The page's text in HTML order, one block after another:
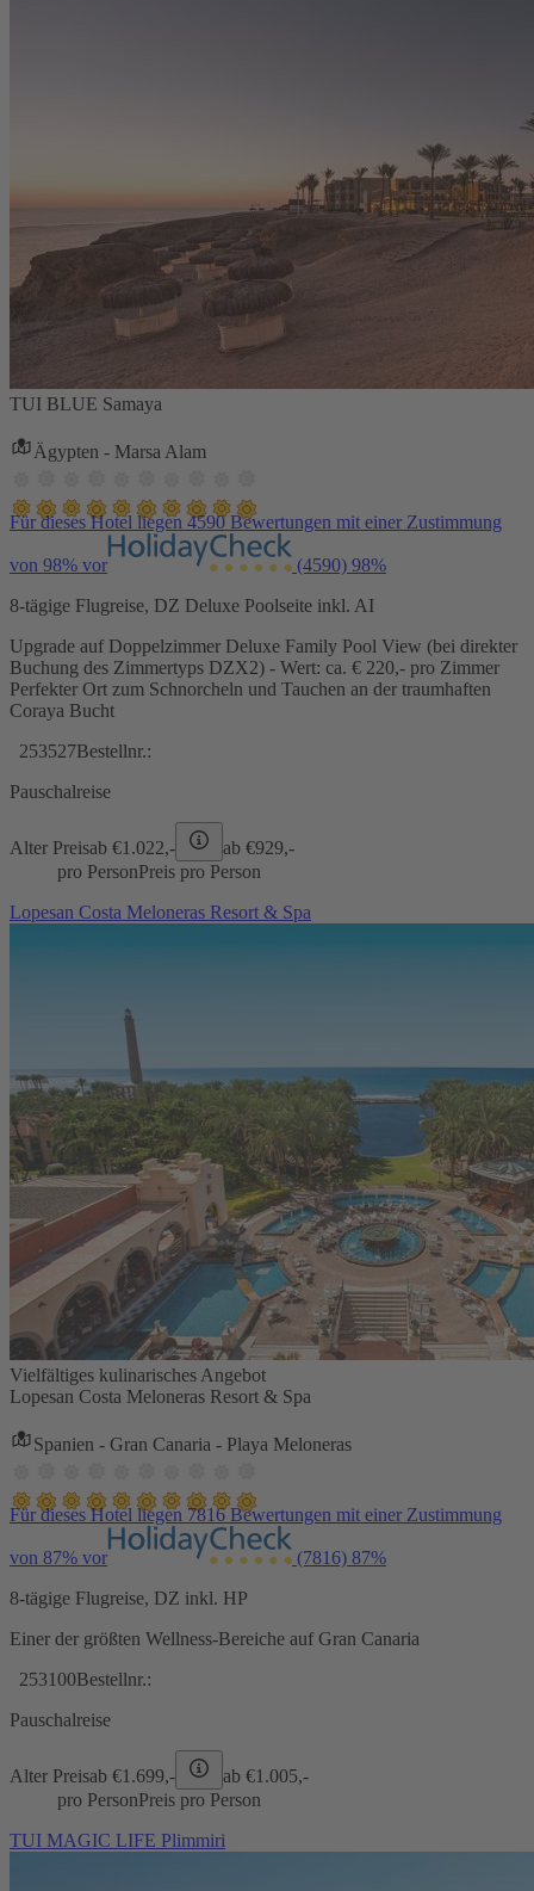
TUI BLUE Samaya
Ägypten - Marsa Alam
Für dieses Hotel liegen 4590 Bewertungen mit einer Zustimmung
von 98% vor (4590) 98%
8-tägige Flugreise, DZ Deluxe Poolseite inkl. AI
Upgrade auf Doppelzimmer Deluxe Family Pool View (bei direkter
Buchung des Zimmertyps DZX2) - Wert: ca. € 220,- pro Zimmer
Perfekter Ort zum Schnorcheln und Tauchen an der traumhaften
Coraya Bucht
253527Bestellnr.:
Pauschalreise
Alter Preisab €1.022,- ab €929,-
pro PersonPreis pro Person
Lopesan Costa Meloneras Resort & Spa
Vielfältiges kulinarisches Angebot
Lopesan Costa Meloneras Resort & Spa
Spanien - Gran Canaria - Playa Meloneras
Für dieses Hotel liegen 7816 Bewertungen mit einer Zustimmung
von 87% vor (7816) 87%
8-tägige Flugreise, DZ inkl. HP
Einer der größten Wellness-Bereiche auf Gran Canaria
253100Bestellnr.:
Pauschalreise
Alter Preisab €1.699,- ab €1.005,-
pro PersonPreis pro Person
TUI MAGIC LIFE Plimmiri